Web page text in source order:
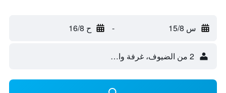
س 15/8 - ح 16/8
2 من الضيوف، غرفة واحدة